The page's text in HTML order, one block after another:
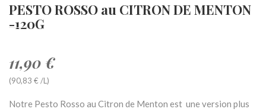
PESTO ROSSO au CITRON DE MENTON
-120G
11,90 €
(90,83 € /L)
Notre Pesto Rosso au Citron de Menton est une version plus